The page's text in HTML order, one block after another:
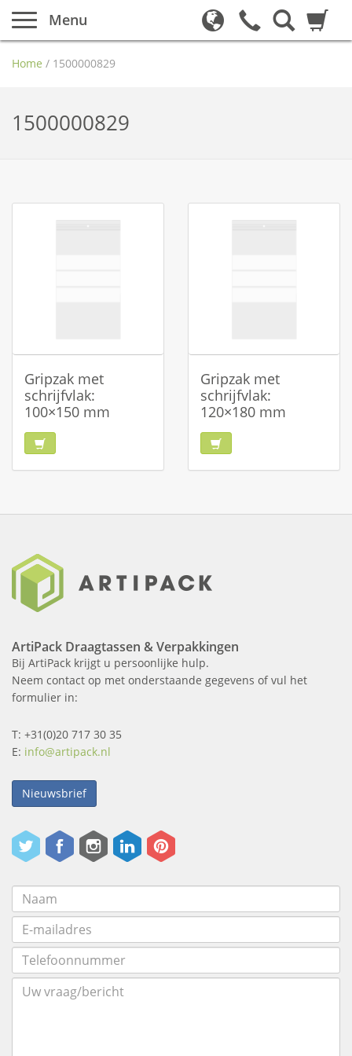
Menu
Home / 1500000829
1500000829
Gripzak met
schrijfvlak:
100×150 mm
Gripzak met
schrijfvlak:
120×180 mm
ArtiPack Draagtassen & Verpakkingen
Bij ArtiPack krijgt u persoonlijke hulp.
Neem contact op met onderstaande gegevens of vul het
formulier in:
T: +31(0)20 717 30 35
E: info@artipack.nl
Nieuwsbrief